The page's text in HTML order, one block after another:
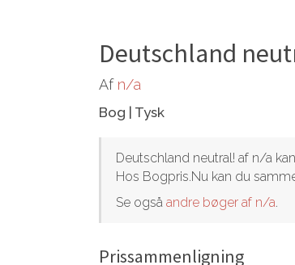
Deutschland
Af n/a
Bog Tysk
Deutschland neutral! af n/a
Hos Bogpris.Nu kan du
Se også andre bøger af n/a.
Prissammenligning